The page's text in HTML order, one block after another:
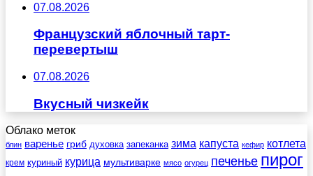
07.08.2026
Французский яблочный тарт-
перевертыш
07.08.2026
Вкусный чизкейк
Облако меток
блин варенье гриб духовка запеканка зима капуста кефир котлета
крем куриный курица мультиварке мясо огурец печенье пирог